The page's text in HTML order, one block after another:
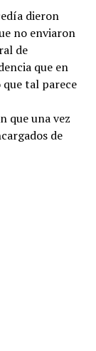
dieron
no enviaron
de
que en
tal parece
que una vez
de